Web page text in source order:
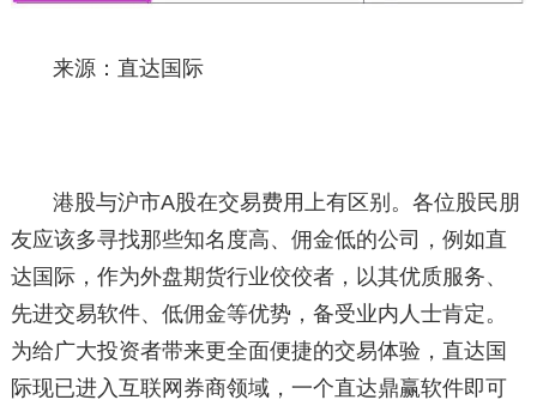
来源：直达国际
港股与沪市A股在交易费用上有区别。各位股民朋
友应该多寻找那些知名度高、佣金低的公司，例如直
达国际，作为外盘期货行业佼佼者，以其优质服务、
先进交易软件、低佣金等优势，备受业内人士肯定。
为给广大投资者带来更全面便捷的交易体验，直达国
际现已进入互联网券商领域，一个直达鼎赢软件即可